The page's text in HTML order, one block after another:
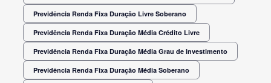
Previdência Renda Fixa Duração Livre Soberano
Previdência Renda Fixa Duração Média Crédito Livre
Previdência Renda Fixa Duração Média Grau de Investimento
Previdência Renda Fixa Duração Média Soberano